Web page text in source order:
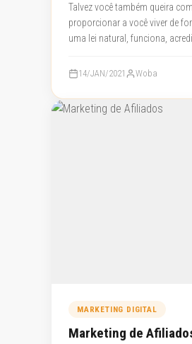
Talvez você também queira
proporcionar a você viver de
uma lei natural, funciona,
14/JAN/2021 Woba
MARKETING DIGITAL
Marketing de